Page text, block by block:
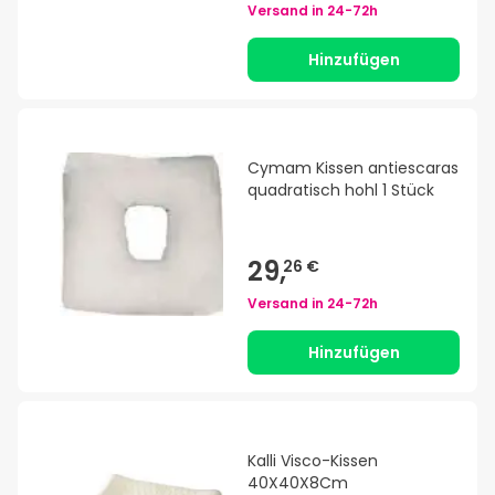
Versand in 24-72h
Hinzufügen
Cymam Kissen antiescaras
quadratisch hohl 1 Stück
29,26 €
Versand in 24-72h
Hinzufügen
Kalli Visco-Kissen
40X40X8Cm